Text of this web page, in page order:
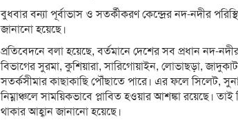
বুধবার বন্যা পূর্বাভাস ও সতর্কীকরণ কেন্দ্রের নদ-নদীর
জানানো হয়েছে।
প্রতিবেদনে বলা হয়েছে, বর্তমানে দেশের সব প্রধান নদ-
বিভাগের সুরমা, কুশিয়ারা, সারিগোয়াইন, লোভাছড়া,
সতর্কসীমার কাছাকাছি পৌঁছাতে পারে। এর ফলে সিলেট,
নিম্নাঞ্চলে সাময়িকভাবে প্লাবিত হওয়ার আশঙ্কা রয়েছে।
থাকার আহ্বান জানানো হয়েছে।